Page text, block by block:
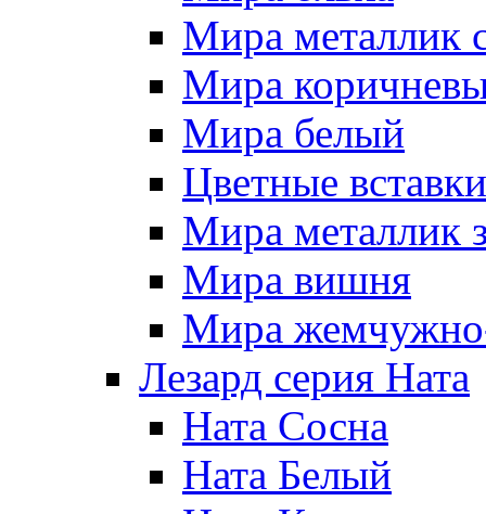
Мира металлик
Мира
Мира белый
Цветные вставки
Мира металлик
Мира вишня
Мира
Лезард серия Ната
Ната Сосна
Ната Белый